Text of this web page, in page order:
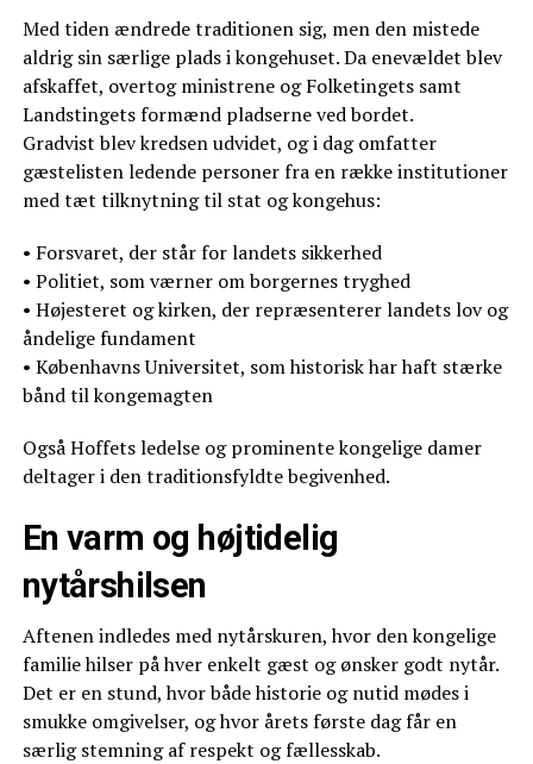
Med tiden ændrede traditionen sig, men den mistede
aldrig sin særlige plads i kongehuset. Da enevældet blev
afskaffet, overtog ministrene og Folketingets samt
Landstingets formænd pladserne ved bordet.
Gradvist blev kredsen udvidet, og i dag omfatter
gæstelisten ledende personer fra en række institutioner
med tæt tilknytning til stat og kongehus:
• Forsvaret, der står for landets sikkerhed
• Politiet, som værner om borgernes tryghed
• Højesteret og kirken, der repræsenterer landets lov og
åndelige fundament
• Københavns Universitet, som historisk har haft stærke
bånd til kongemagten
Også Hoffets ledelse og prominente kongelige damer
deltager i den traditionsfyldte begivenhed.
En varm og højtidelig
nytårshilsen
Aftenen indledes med nytårskuren, hvor den kongelige
familie hilser på hver enkelt gæst og ønsker godt nytår.
Det er en stund, hvor både historie og nutid mødes i
smukke omgivelser, og hvor årets første dag får en
særlig stemning af respekt og fællesskab.